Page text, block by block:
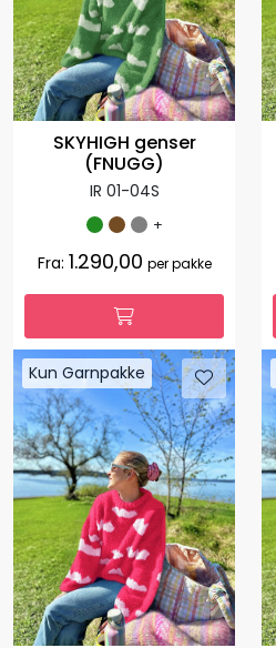
SKYHIGH genser
(FNUGG)
IR 01-04S
+
Fra: 1.290,00 per pakke
Kun Garnpakke